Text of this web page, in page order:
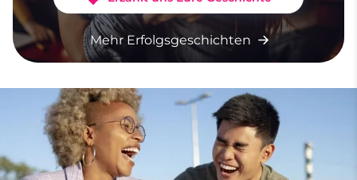
Mehr Erfolgsgeschichten